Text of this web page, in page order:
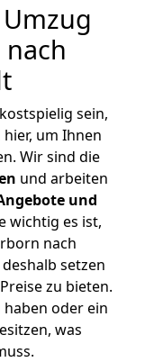
sein,
um Ihnen
Wir sind die
und arbeiten
und
wichtig es ist,
nach
setzen
zu bieten.
haben oder ein
was